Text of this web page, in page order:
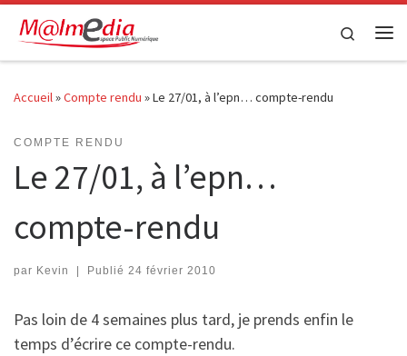
Passer au contenu
Search
Accueil»Compte rendu »Le 27/01, à l’epn… compte-rendu
COMPTE RENDU
Le 27/01, à l’epn…
compte-rendu
par Kevin | Publié 24 février 2010
Pas loin de 4 semaines plus tard, je prends enfin le
temps d’écrire ce compte-rendu.